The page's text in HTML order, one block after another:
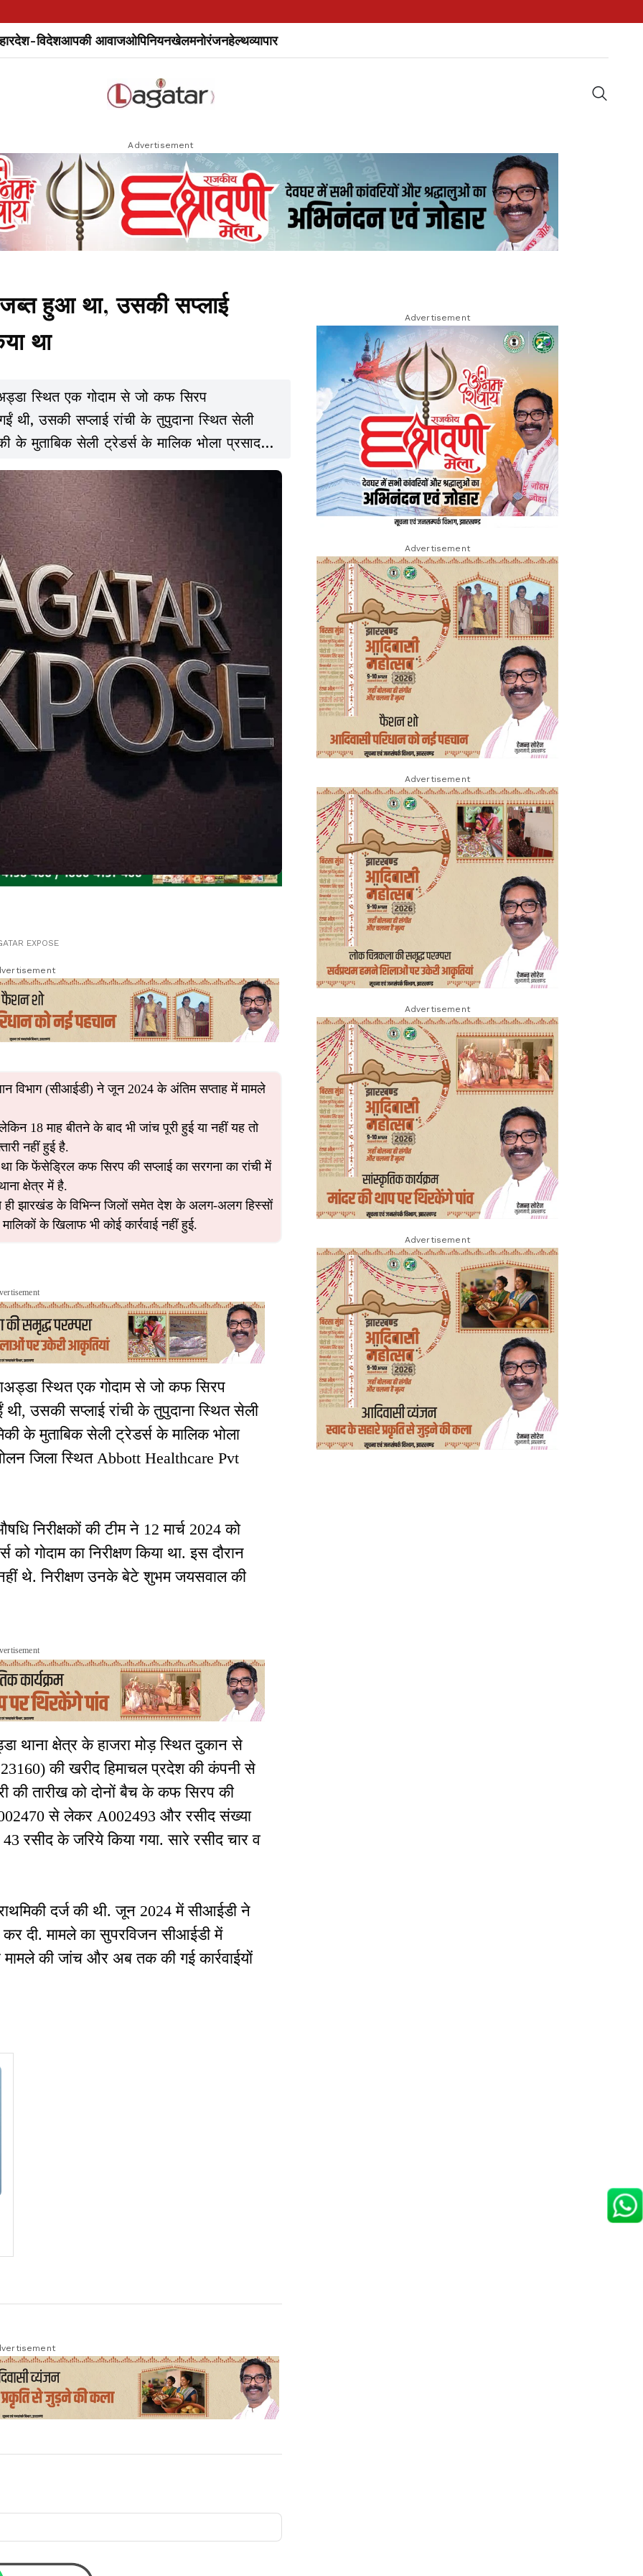
देश-विदेशआपकी आवाजओपिनियनखेलमनोरंजनहेल्थव्यापार
Advertisement
हुआ था, उसकी सप्लाई
था
स्थित एक गोदाम से जो कफ सिरप
उसकी सप्लाई रांची के तुपुदाना स्थित सेली
के मुताबिक सेली ट्रेडर्स के मालिक भोला प्रसाद
स्थित Abbott Healthcare Pvt Ltd कंपनी
EXPOSE
विभाग (सीआईडी) ने जून 2024 के अंतिम सप्ताह में मामले
18 माह बीतने के बाद भी जांच पूरी हुई या नहीं यह तो
नहीं हुई है.
कि फेंसेड्रिल कफ सिरप की सप्लाई का सरगना का रांची में
क्षेत्र में है.
झारखंड के विभिन्न जिलों समेत देश के अलग-अलग हिस्सों
के खिलाफ भी कोई कार्रवाई नहीं हुई.
स्थित एक गोदाम से जो कफ सिरप
उसकी सप्लाई रांची के तुपुदाना स्थित सेली
के मुताबिक सेली ट्रेडर्स के मालिक भोला
जिला स्थित Abbott Healthcare Pvt
निरीक्षकों की टीम ने 12 मार्च 2024 को
गोदाम का निरीक्षण किया था. इस दौरान
थे. निरीक्षण उनके बेटे शुभम जयसवाल की
थाना क्षेत्र के हाजरा मोड़ स्थित दुकान से
की खरीद हिमाचल प्रदेश की कंपनी से
की तारीख को दोनों बैच के कफ सिरप की
से लेकर A002493 और रसीद संख्या
के जरिये किया गया. सारे रसीद चार व
दर्ज की थी. जून 2024 में सीआईडी ने
दी. मामले का सुपरविजन सीआईडी में
की जांच और अब तक की गई कार्रवाईयों
Advertisement
Advertisement
Advertisement
Advertisement
Advertisement